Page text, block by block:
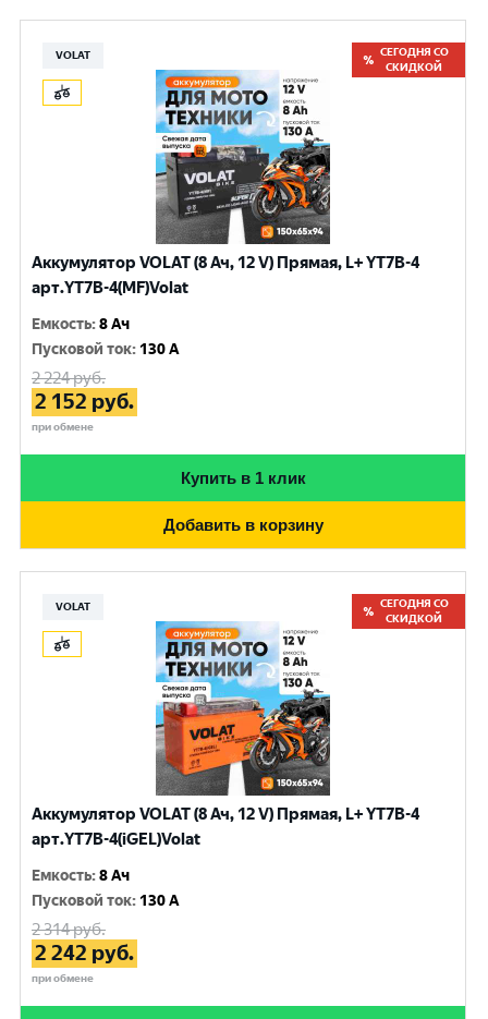
VOLAT
СЕГОДНЯ СО
СКИДКОЙ
Аккумулятор VOLAT (8 Ач, 12 V) Прямая, L+ YT7B-4
арт.YT7B-4(MF)Volat
Емкость:8 Ач
Пусковой ток: 130 A
2 224руб.
2 152 руб.
при обмене
Купить в 1 клик
Добавить в корзину
VOLAT
СЕГОДНЯ СО
СКИДКОЙ
Аккумулятор VOLAT (8 Ач, 12 V) Прямая, L+ YT7B-4
арт.YT7B-4(iGEL)Volat
Емкость:8 Ач
Пусковой ток: 130 A
2 314руб.
2 242 руб.
при обмене